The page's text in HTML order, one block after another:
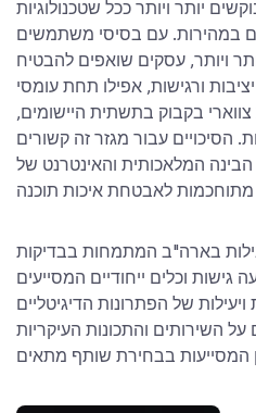
יותר ויותר ככל שטכנולוגיות
במהירות. עם בסיסי משתמשים
ויותר, עסקים שואפים להבטיח
ורגישות, אפילו תחת עומסי
בקבוק בתשתית היישומים,
הסיכויים עבור מגזר זה קשורים
המלאכותית והאינטרנט של
בארה"ב המתמחות בבדיקות
גישות וכלים ייחודיים המסייעים
של הפתרונות הדיגיטליים
השירותים והתכונות העיקריות